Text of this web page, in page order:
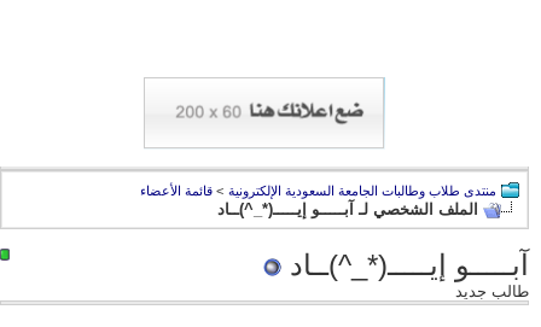
منتدى طلاب وطالبات الجامعة السعودية الإلكترونية > قائمة الأعضاء
الملف الشخصي لـ آبـــــو إيـــــ(*_^)ــاد
آبـــــو إيـــــ(*_^)ــاد
طالب جديد